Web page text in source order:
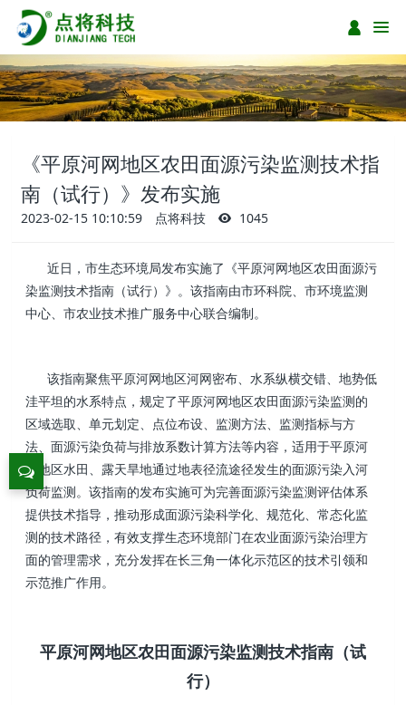
《平原河网地区农田面源污染监测技术指
南（试行）》发布实施
2023-02-15 10:10:59 点将科技 1045
近日，市生态环境局发布实施了《平原河网地区农田面源污
染监测技术指南（试行）》。该指南由市环科院、市环境监测
中心、市农业技术推广服务中心联合编制。
该指南聚焦平原河网地区河网密布、水系纵横交错、地势低
洼平坦的水系特点，规定了平原河网地区农田面源污染监测的
区域选取、单元划定、点位布设、监测方法、监测指标与方
法、面源污染负荷与排放系数计算方法等内容，适用于平原河
网地区水田、露天旱地通过地表径流途径发生的面源污染入河
负荷监测。该指南的发布实施可为完善面源污染监测评估体系
提供技术指导，推动形成面源污染科学化、规范化、常态化监
测的技术路径，有效支撑生态环境部门在农业面源污染治理方
面的管理需求，充分发挥在长三角一体化示范区的技术引领和
示范推广作用。
平原河网地区农田面源污染监测技术指南（试
行）